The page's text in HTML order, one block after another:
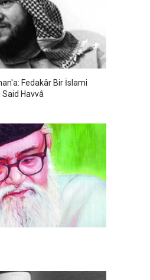
Fedakâr Bir İslami
Havvâ